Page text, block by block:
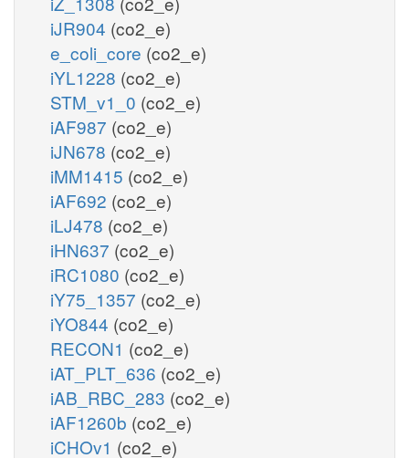
iJR904 (co2_e)
e_coli_core (co2_e)
iYL1228 (co2_e)
STM_v1_0 (co2_e)
iAF987 (co2_e)
iJN678 (co2_e)
iMM1415 (co2_e)
iAF692 (co2_e)
iLJ478 (co2_e)
iHN637 (co2_e)
iRC1080 (co2_e)
iY75_1357 (co2_e)
iYO844 (co2_e)
RECON1 (co2_e)
iAT_PLT_636 (co2_e)
iAB_RBC_283 (co2_e)
iAF1260b (co2_e)
iCHOv1 (co2_e)